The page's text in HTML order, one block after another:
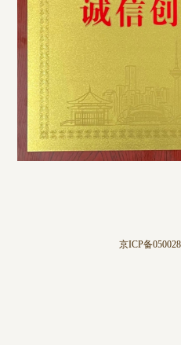
京ICP备